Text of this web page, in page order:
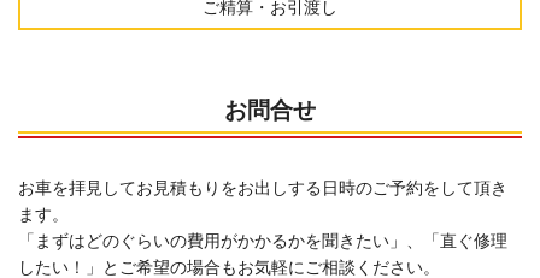
ご精算・お引渡し
お問合せ
お車を拝見してお見積もりをお出しする日時のご予約をして頂き
ます。
「まずはどのぐらいの費用がかかるかを聞きたい」、「直ぐ修理
したい！」とご希望の場合もお気軽にご相談ください。